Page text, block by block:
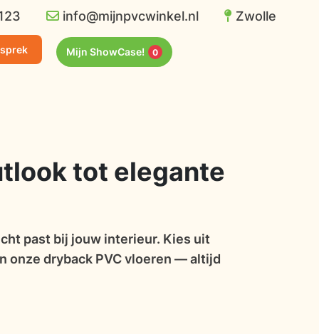
info@mijnpvcwinkel.nl Zwolle
Mijn ShowCase! 0
tot elegante
past bij jouw interieur. Kies uit
onze dryback PVC vloeren — altijd